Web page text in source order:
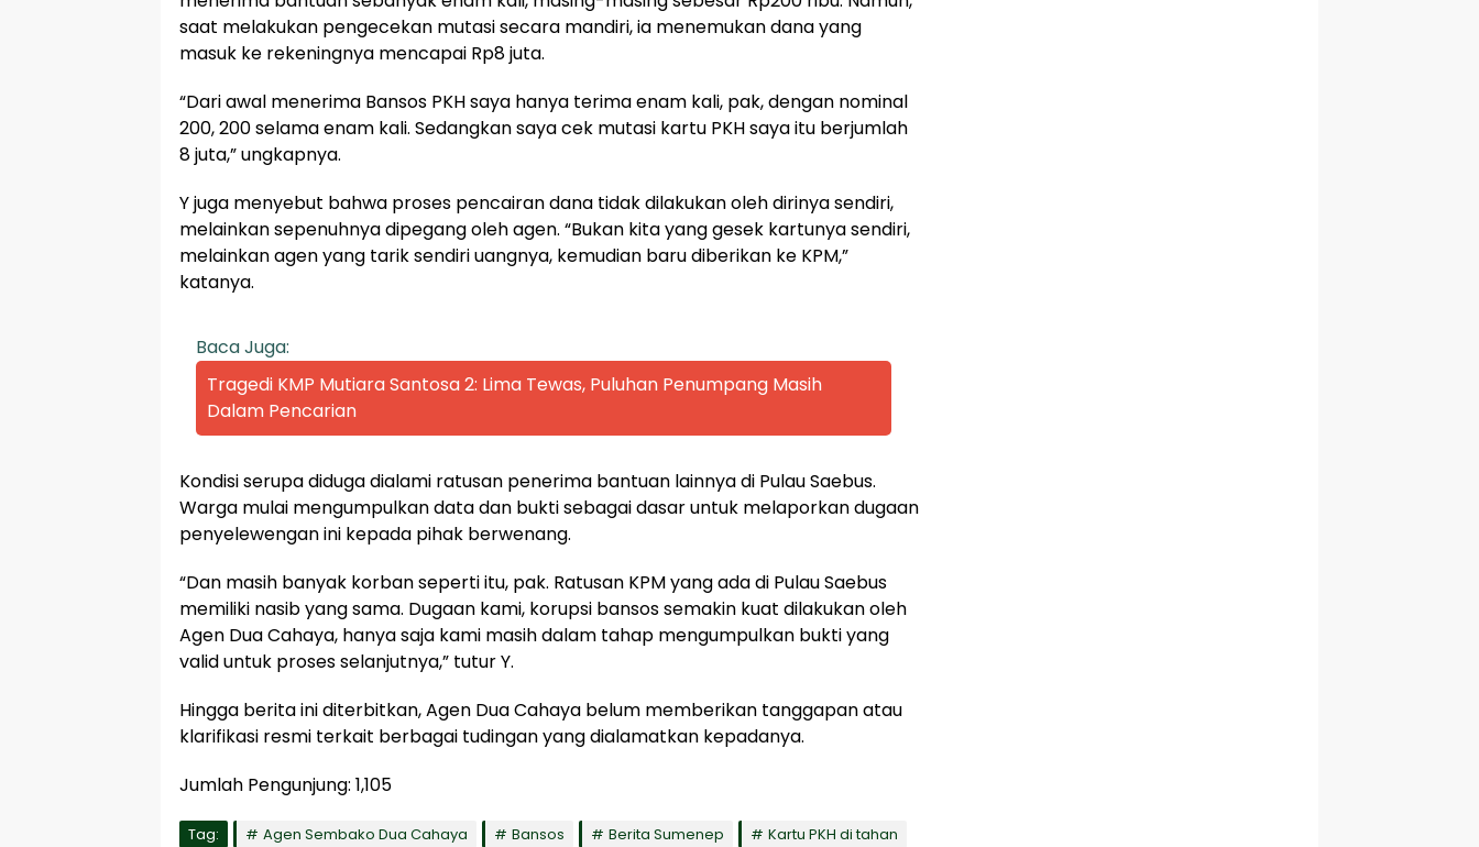
saat melakukan pengecekan mutasi secara mandiri, ia menemukan dana yang
masuk ke rekeningnya mencapai Rp8 juta.
“Dari awal menerima Bansos PKH saya hanya terima enam kali, pak, dengan nominal
200, 200 selama enam kali. Sedangkan saya cek mutasi kartu PKH saya itu berjumlah
8 juta,” ungkapnya.
Y juga menyebut bahwa proses pencairan dana tidak dilakukan oleh dirinya sendiri,
melainkan sepenuhnya dipegang oleh agen. “Bukan kita yang gesek kartunya sendiri,
melainkan agen yang tarik sendiri uangnya, kemudian baru diberikan ke KPM,”
katanya.
Baca Juga:
Tragedi KMP Mutiara Santosa 2: Lima Tewas, Puluhan Penumpang Masih
Dalam Pencarian
Kondisi serupa diduga dialami ratusan penerima bantuan lainnya di Pulau Saebus.
Warga mulai mengumpulkan data dan bukti sebagai dasar untuk melaporkan dugaan
penyelewengan ini kepada pihak berwenang.
“Dan masih banyak korban seperti itu, pak. Ratusan KPM yang ada di Pulau Saebus
memiliki nasib yang sama. Dugaan kami, korupsi bansos semakin kuat dilakukan oleh
Agen Dua Cahaya, hanya saja kami masih dalam tahap mengumpulkan bukti yang
valid untuk proses selanjutnya,” tutur Y.
Hingga berita ini diterbitkan, Agen Dua Cahaya belum memberikan tanggapan atau
klarifikasi resmi terkait berbagai tudingan yang dialamatkan kepadanya.
Jumlah Pengunjung: 1,105
Tag: Agen Sembako Dua Cahaya Bansos Berita Sumenep
Kartu PKH di tahan